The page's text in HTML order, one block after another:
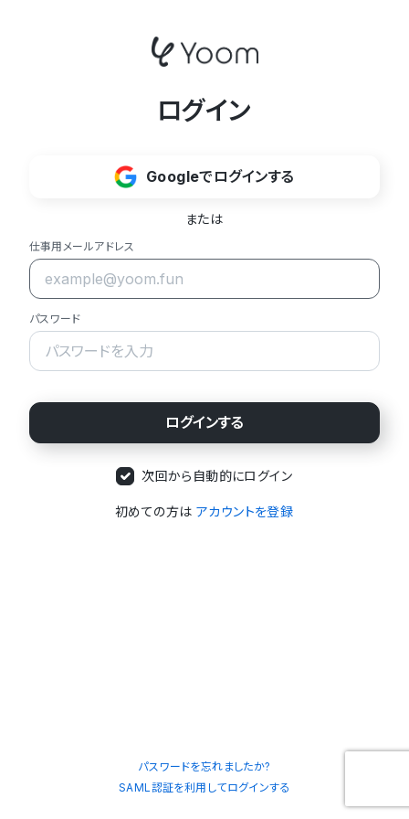
ログイン
Googleでログインする
または
仕事用メールアドレス
パスワード
次回から自動的にログイン
初めての方は アカウントを登録
パスワードを忘れましたか?
SAML認証を利用してログインする